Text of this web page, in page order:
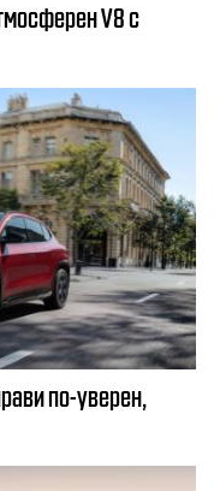
V8 с
по-уверен,